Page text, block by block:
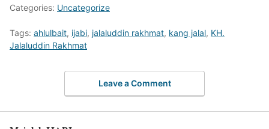
Categories: Uncategorize
Tags: ahlulbait, ijabi, jalaluddin rakhmat, kang jalal, KH.
Jalaluddin Rakhmat
Leave a Comment